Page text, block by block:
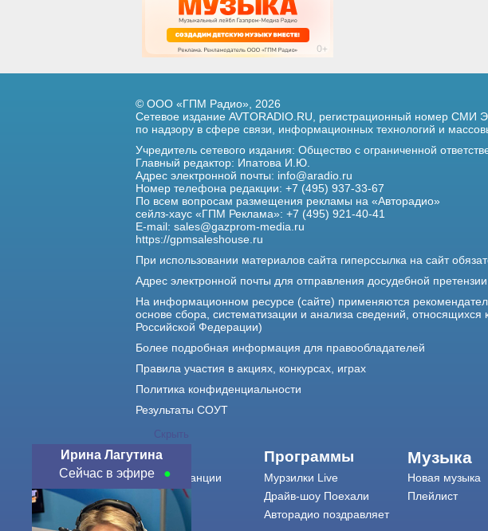
Скрыть
Ирина Лагутина
Сейчас в эфире
© ООО «ГПМ Радио», 2026
Сетевое издание AVTORADIO.RU, регистрационный номер СМИ
по надзору в сфере связи, информационных технологий и
Учредитель сетевого издания: Общество с ограниченной
Главный редактор: Ипатова И.Ю.
Адрес электронной почты: info@aradio.ru
Номер телефона редакции: +7 (495) 937-33-67
По всем вопросам размещения рекламы на «Авторадио»
сейлз-хаус «ГПМ Реклама»: +7 (495) 921-40-41
E-mail: sales@gazprom-media.ru
https://gpmsaleshouse.ru
При использовании материалов сайта гиперссылка на сайт
Адрес электронной почты для отправления досудебной
На информационном ресурсе (сайте) применяются
основе сбора, систематизации и анализа сведений,
Российской Федерации)
Более подробная информация для правообладателей
Правила участия в акциях, конкурсах, играх
Политика конфиденциальности
Результаты СОУТ
О нас
О радиостанции
Команда
Контакты
Программы
Мурзилки Live
Драйв-шоу Поехали
Авторадио поздравляет
Музыка
Новая музыка
Плейлист